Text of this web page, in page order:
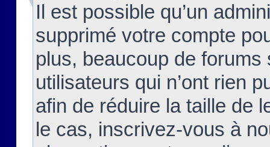
Il est possible qu’un
supprimé votre compte
plus, beaucoup de
utilisateurs qui n’ont rien
afin de réduire la taille de
le cas, inscrivez-vous à